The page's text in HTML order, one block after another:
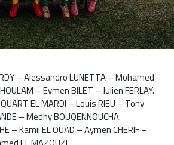
– Alessandro LUNETTA – Mohamed
– Eymen BILET – Julien FERLAY.
EL MARDI – Louis RIEU – Tony
– Medhy BOUQENNOUCHA.
– Kamil EL OUAD – Aymen CHERIF –